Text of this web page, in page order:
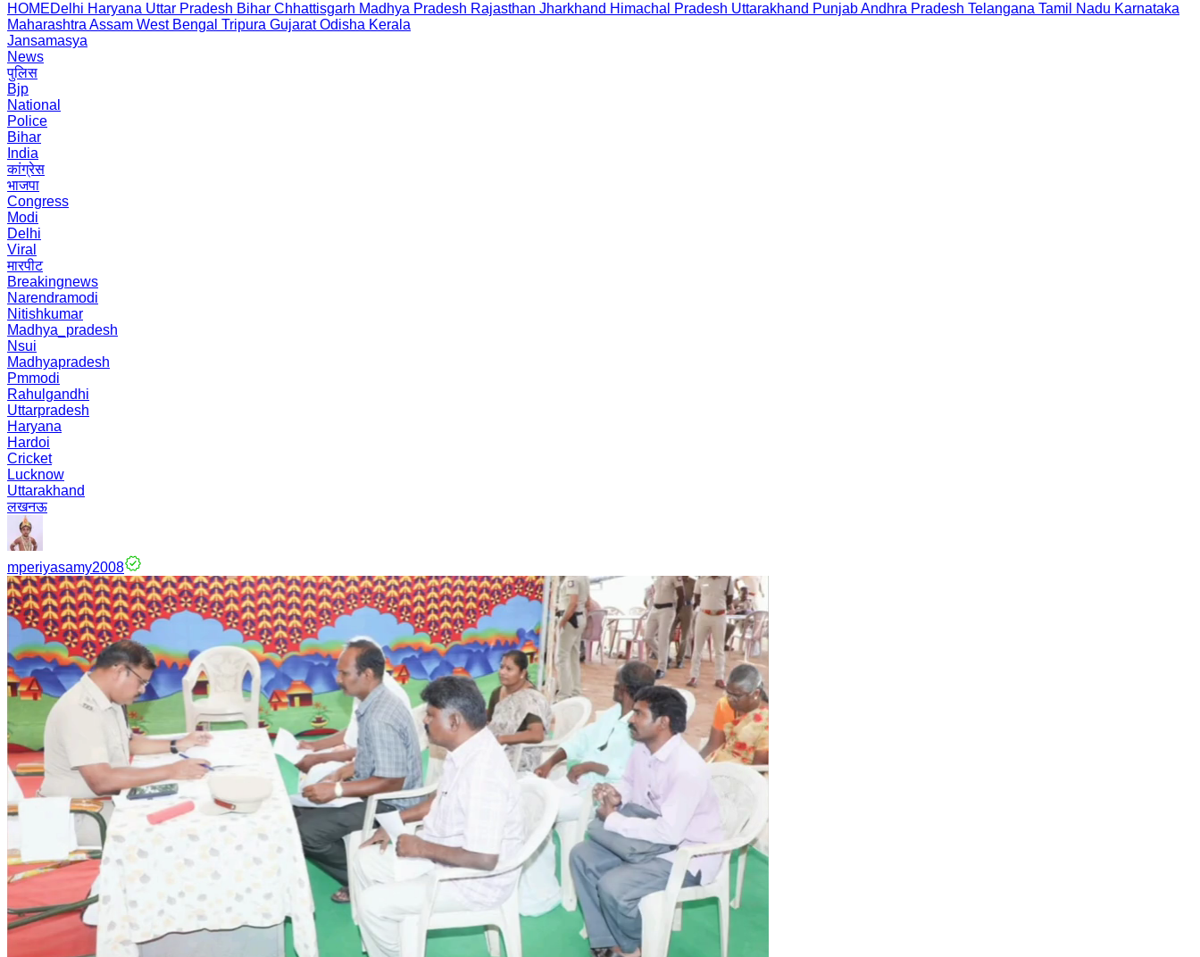
HOMEDelhi Haryana Uttar Pradesh Bihar Chhattisgarh Madhya Pradesh Rajasthan Jharkhand Himachal Pradesh Uttarakhand PunjabAndhra Pradesh Telangana Tamil Nadu Karnataka
Maharashtra Assam West Bengal Tripura Gujarat Odisha Kerala
Jansamasya
News
पुलिस
Bjp
National
Police
Bihar
India
कांग्रेस
भाजपा
Congress
Modi
Delhi
Viral
मारपीट
Breakingnews
Narendramodi
Nitishkumar
Madhya_pradesh
Nsui
Madhyapradesh
Pmmodi
Rahulgandhi
Uttarpradesh
Haryana
Hardoi
Cricket
Lucknow
Uttarakhand
लखनऊ
mperiyasamy2008